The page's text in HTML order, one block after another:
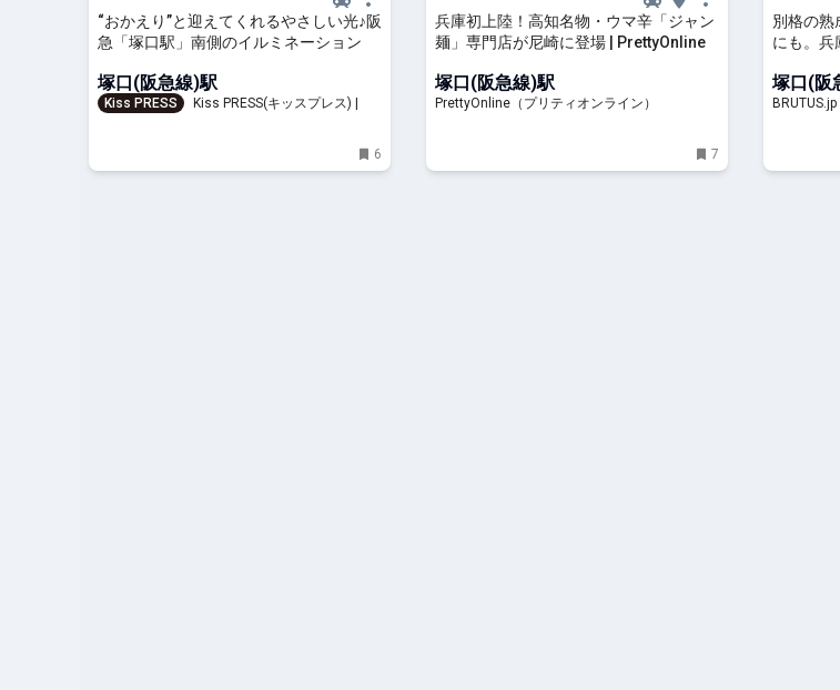
“おかえり”と迎えてくれるやさしい光♪阪
急「塚口駅」南側のイルミネーション
塚口(阪急線)駅
Kiss PRESS
Kiss PRESS(キッスプレス) | 街
6
兵庫初上陸！高知名物・ウマ辛「ジャン
麺」専門店が尼崎に登場 | PrettyOnline
塚口(阪急線)駅
PrettyOnline（プリティオンライン）
7
別格の熟
にも。兵
塚口(阪
BRUTUS.jp